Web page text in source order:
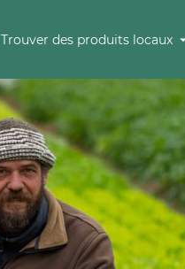
Trouver des produits locaux